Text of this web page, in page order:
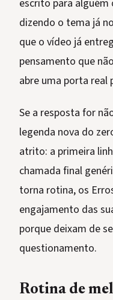
escrito para alguém
dizendo o tema já
que o vídeo já
pensamento que
abre uma porta real
Se a resposta for
legenda nova do
atrito: a primeira
chamada final
torna rotina, os
engajamento das
porque deixam de
questionamento.
Rotina de